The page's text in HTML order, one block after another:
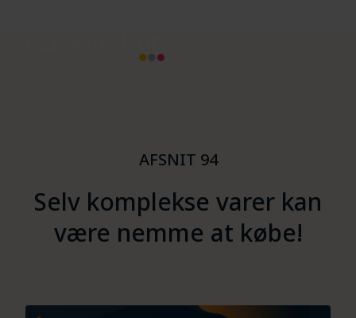
AFSNIT 94
Selv komplekse varer kan
være nemme at købe!